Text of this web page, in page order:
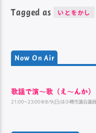
Tagged as いとをかし
Now On Air
歌謡で演〜歌（え〜んか）
21:00~23:00※8/9(日)は小樽市議会議員